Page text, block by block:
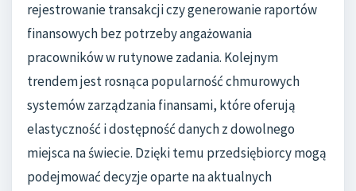
rejestrowanie transakcji czy generowanie raportów
finansowych bez potrzeby angażowania
pracowników w rutynowe zadania. Kolejnym
trendem jest rosnąca popularność chmurowych
systemów zarządzania finansami, które oferują
elastyczność i dostępność danych z dowolnego
miejsca na świecie. Dzięki temu przedsiębiorcy mogą
podejmować decyzje oparte na aktualnych